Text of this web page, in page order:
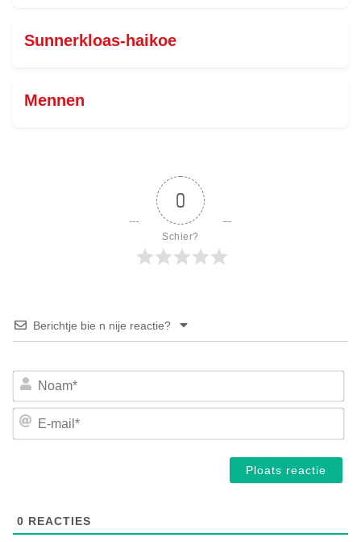
Sunnerkloas-haikoe
Mennen
0
Schier?
Berichtje bie n nije reactie?
E-
0 REACTIES